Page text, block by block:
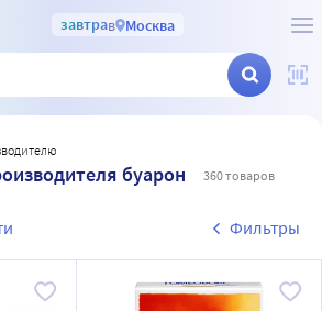
завтрав Москва
буарон 360 товаров
Фильтры